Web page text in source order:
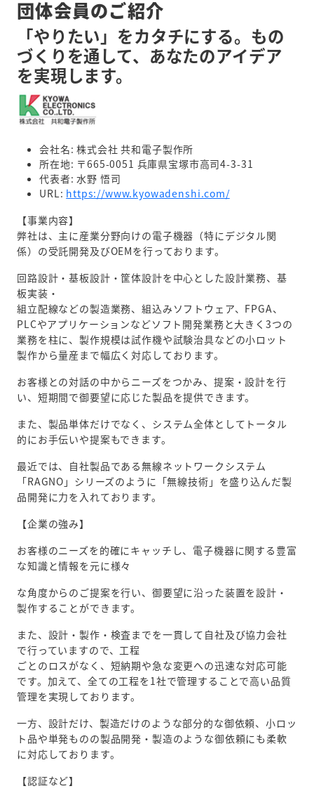
団体会員のご紹介
「やりたい」をカタチにする。もの
づくりを通して、あなたのアイデア
を実現します。
会社名: 株式会社 共和電子製作所
所在地: 〒665-0051 兵庫県宝塚市高司4-3-31
代表者: 水野 悟司
URL: https://www.kyowadenshi.com/
【事業内容】
弊社は、主に産業分野向けの電子機器（特にデジタル関
係）の受託開発及びOEMを行っております。
回路設計・基板設計・筐体設計を中心とした設計業務、基
板実装・
組立配線などの製造業務、組込みソフトウェア、FPGA、
PLCやアプリケーションなどソフト開発業務と大きく3つの
業務を柱に、製作規模は試作機や試験治具などの小ロット
製作から量産まで幅広く対応しております。
お客様との対話の中からニーズをつかみ、提案・設計を行
い、短期間で御要望に応じた製品を提供できます。
また、製品単体だけでなく、システム全体としてトータル
的にお手伝いや提案もできます。
最近では、自社製品である無線ネットワークシステム
「RAGNO」シリーズのように「無線技術」を盛り込んだ製
品開発に力を入れております。
【企業の強み】
お客様のニーズを的確にキャッチし、電子機器に関する豊富
な知識と情報を元に様々
な角度からのご提案を行い、御要望に沿った装置を設計・
製作することができます。
また、設計・製作・検査までを一貫して自社及び協力会社
で行っていますので、工程
ごとのロスがなく、短納期や急な変更への迅速な対応可能
です。加えて、全ての工程を1社で管理することで高い品質
管理を実現しております。
一方、設計だけ、製造だけのような部分的な御依頼、小ロッ
ト品や単発ものの製品開発・製造のような御依頼にも柔軟
に対応しております。
【認証など】